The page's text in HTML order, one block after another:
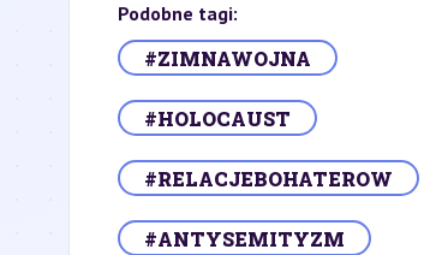
Podobne tagi:
#ZIMNAWOJNA
#HOLOCAUST
#RELACJEBOHATEROW
#ANTYSEMITYZM